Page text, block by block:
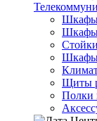
Шкафы
Шкафы
Шкафы
Щиты
Полки